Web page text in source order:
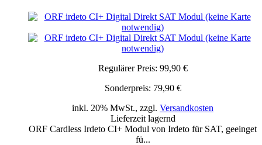
Regulärer Preis: 99,90 €
Sonderpreis: 79,90 €
inkl. 20% MwSt., zzgl. Versandkosten
Lieferzeit lagernd
ORF Cardless Irdeto CI+ Modul von Irdeto für SAT, geeinget
fü...